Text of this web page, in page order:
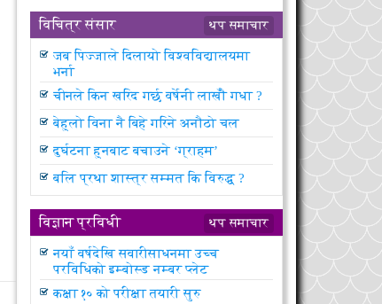
विचित्र संसार थप समाचार
जब पिज्जाले दिलायो विश्वविद्यालयमा
भर्ना
चीनले किन खरिद गर्छ वर्षेनी लाखौँ गधा ?
बेहुलो विना नै बिहे गरिने अनौठो चल
दुर्घटना हुनबाट बचाउने ‘ग्राहम’
बलि प्रथा शास्त्र सम्मत कि विरुद्ध ?
विज्ञान प्रविधी थप समाचार
नयाँ वर्षदेखि सवारीसाधनमा उच्च
प्रविधिको इम्बोस्ड नम्बर प्लेट
कक्षा १० को परीक्षा तयारी सुरु